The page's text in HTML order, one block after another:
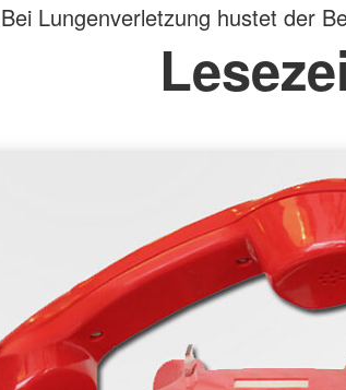
Bei Lungenverletzung hustet der